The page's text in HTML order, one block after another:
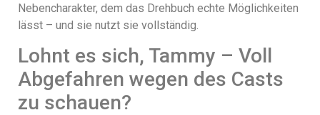
Nebencharakter, dem das Drehbuch echte Möglichkeiten
lässt – und sie nutzt sie vollständig.
Lohnt es sich, Tammy – Voll
Abgefahren wegen des Casts
zu schauen?